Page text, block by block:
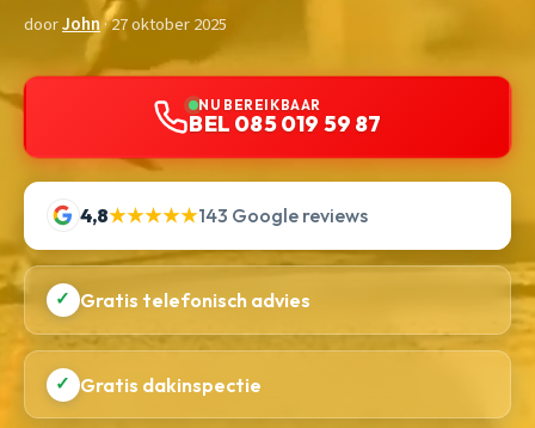
doorJohn· 27 oktober 2025
NU BEREIKBAAR
BEL 085 019 59 87
4,8★★★★★143 Google reviews
✓ Gratis telefonisch advies
✓ Gratis dakinspectie